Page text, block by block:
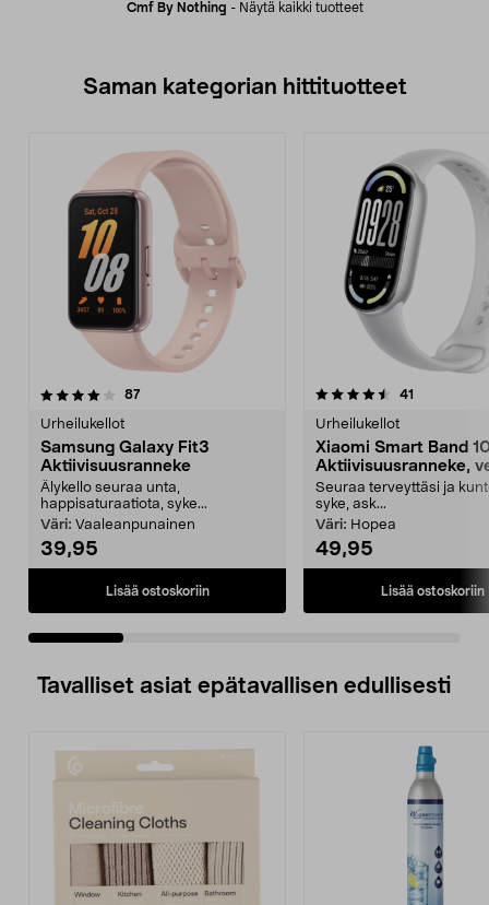
Cmf By Nothing - Näytä kaikki tuotteet
Saman kategorian hittituotteet
87arvostelut
Urheilukellot
Samsung Galaxy Fit3
Aktiivisuusranneke
Älykello seuraa unta,
happisaturaatiota, syke...
Väri: Vaaleanpunainen
39,95
Lisää ostoskoriin
4.5 viidestä
41
Urheilukellot
Xiaomi Smart Band
Aktiivisuusranneke,
Seuraa terveyttäsi ja
syke, ask...
Väri: Hopea
49,95
Lisää ostoskoriin
4.5 viidestä
Tavalliset asiat epätavallisen edullisesti